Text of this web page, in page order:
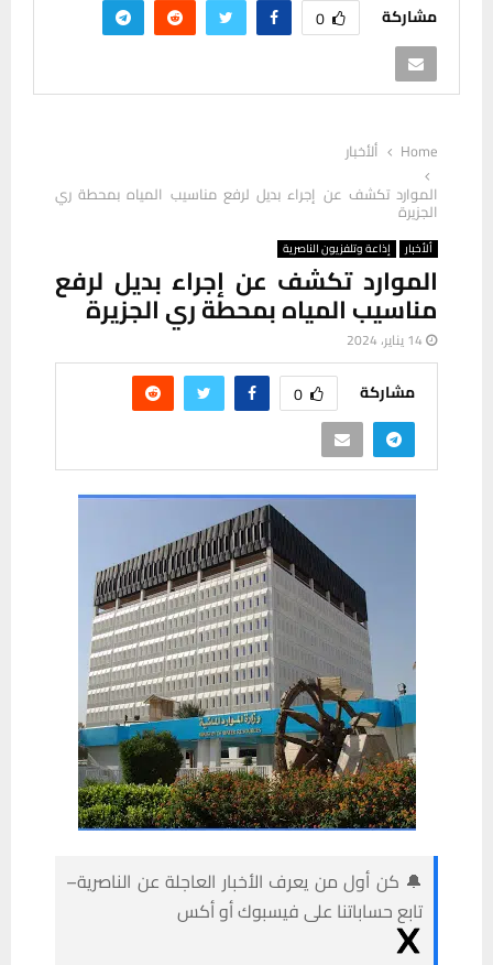
مشاركة 0
Home
ألأخبار
الموارد تكشف عن إجراء بديل لرفع مناسيب المياه بمحطة ري
الجزيرة
ألأخبار إذاعة وتلفزيون الناصرية
الموارد تكشف عن إجراء بديل لرفع
مناسيب المياه بمحطة ري الجزيرة
14 يناير، 2024
مشاركة 0
🔔 كن أول من يعرف الأخبار العاجلة عن الناصرية–
تابع حساباتنا على فيسبوك أو أكس